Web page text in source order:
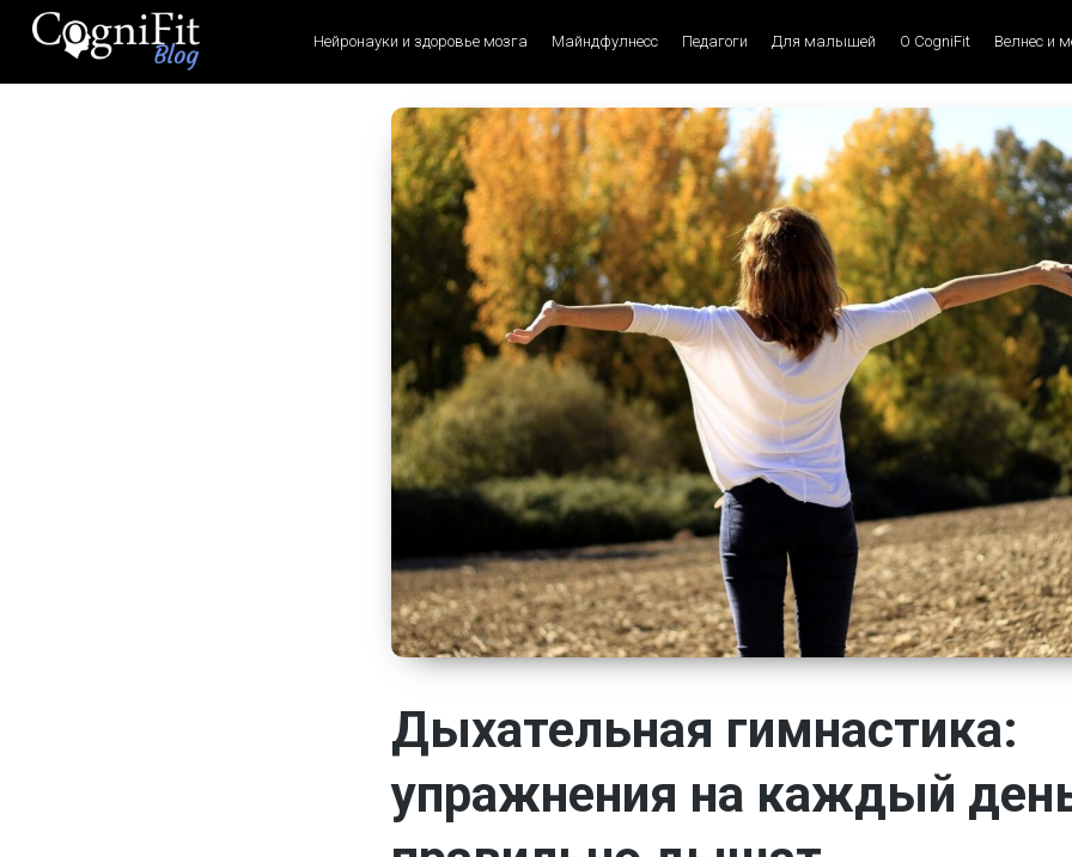
CogniFit
Нейронауки и здоровье мозга Майндфулнесс Педагоги Для малышей О CogniFit Велнес и
Дыхательная гимнастика:
упражнения на каждый